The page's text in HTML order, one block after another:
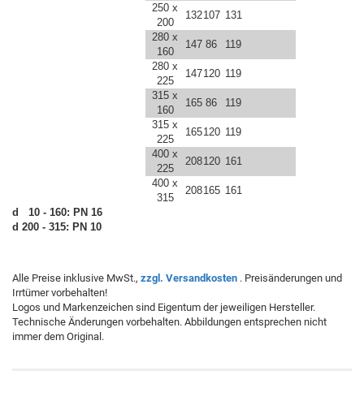
250 x
200
132107 131
280 x
160
147 86
119
280 x
225
147120 119
315 x
160
165 86
119
315 x
225
165120 119
400 x
225
208120 161
400 x
315
208165 161
d 10 - 160: PN 16
d 200 - 315: PN 10
Alle Preise inklusive MwSt., zzgl. Versandkosten . Preisänderungen und
Irrtümer vorbehalten!
Logos und Markenzeichen sind Eigentum der jeweiligen Hersteller.
Technische Änderungen vorbehalten. Abbildungen entsprechen nicht
immer dem Original.